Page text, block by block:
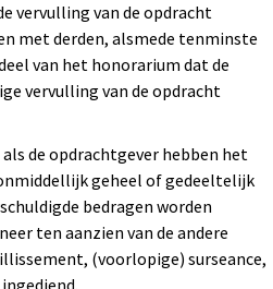
vervulling van de opdracht
met derden, alsmede tenminste
van het honorarium dat de
vervulling van de opdracht
als de opdrachtgever hebben het
geheel of gedeeltelijk
bedragen worden
ten aanzien van de andere
(voorlopige) surseance,